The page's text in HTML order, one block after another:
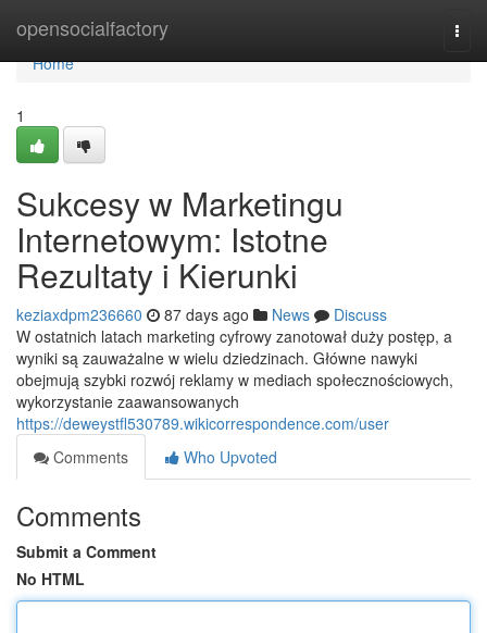
opensocialfactory
Home
Home
1
Sukcesy w Marketingu
Internetowym: Istotne
Rezultaty i Kierunki
keziaxdpm236660 87 days ago News
Discuss
W ostatnich latach marketing cyfrowy zanotował duży postęp, a
wyniki są zauważalne w wielu dziedzinach. Główne nawyki
obejmują szybki rozwój reklamy w mediach społecznościowych,
wykorzystanie zaawansowanych
https://deweystfl530789.wikicorrespondence.com/user
Comments
Who Upvoted
Comments
Submit a Comment
No HTML